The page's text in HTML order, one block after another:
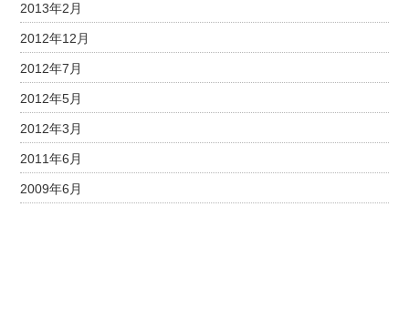
2013年2月
2012年12月
2012年7月
2012年5月
2012年3月
2011年6月
2009年6月